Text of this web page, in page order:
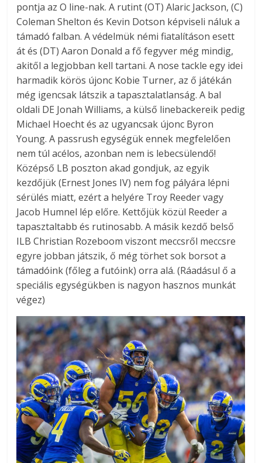
pontja az O line-nak. A rutint (OT) Alaric Jackson, (C)
Coleman Shelton és Kevin Dotson képviseli náluk a
támadó falban. A védelmük némi fiatalításon esett
át és (DT) Aaron Donald a fő fegyver még mindig,
akitől a legjobban kell tartani. A nose tackle egy idei
harmadik körös újonc Kobie Turner, az ő játékán
még igencsak látszik a tapasztalatlanság. A bal
oldali DE Jonah Williams, a külső linebackereik pedig
Michael Hoecht és az ugyancsak újonc Byron
Young. A passrush egységük ennek megfelelően
nem túl acélos, azonban nem is lebecsülendő!
Középső LB poszton akad gondjuk, az egyik
kezdőjük (Ernest Jones IV) nem fog pályára lépni
sérülés miatt, ezért a helyére Troy Reeder vagy
Jacob Humnel lép előre. Kettőjük közül Reeder a
tapasztaltabb és rutinosabb. A másik kezdő belső
ILB Christian Rozeboom viszont meccsről meccsre
egyre jobban játszik, ő még törhet sok borsot a
támadóink (főleg a futóink) orra alá. (Ráadásul ő a
speciális egységükben is nagyon hasznos munkát
végez)